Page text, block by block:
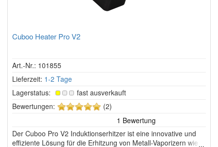
Cuboo Heater Pro V2
Art.-Nr.: 101855
Lieferzeit: 1-2 Tage
Lagerstatus:
fast ausverkauft
Bewertungen:
5
Sternen!
(2)
Der Cuboo Pro V2 Induktionserhitzer ist eine innovative und
effiziente Lösung für die Erhitzung von Metall-Vaporizern wie